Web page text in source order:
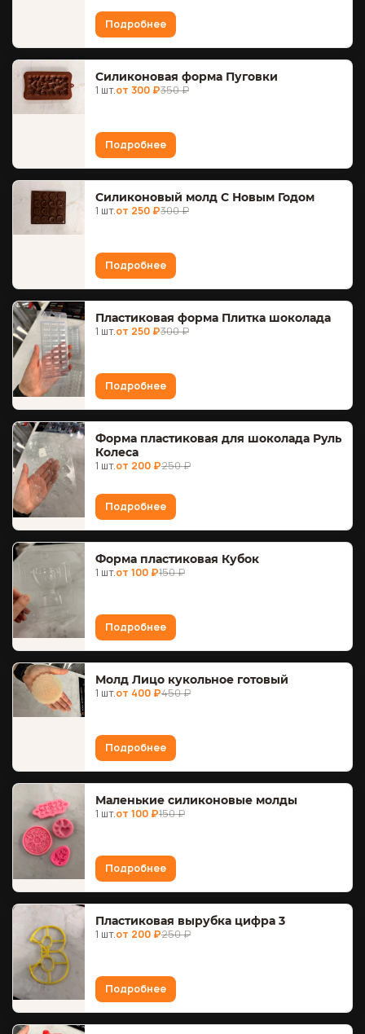
Подробнее
Силиконовая форма Пуговки
1 шт.от 300 ₽350 ₽
Подробнее
Силиконовый молд С Новым Годом
1 шт.от 250 ₽300 ₽
Подробнее
Пластиковая форма Плитка шоколада
1 шт.от 250 ₽300 ₽
Подробнее
Форма пластиковая для шоколада Руль
Колеса
1 шт.от 200 ₽250 ₽
Подробнее
Форма пластиковая Кубок
1 шт.от 100 ₽150 ₽
Подробнее
Молд Лицо кукольное готовый
1 шт.от 400 ₽450 ₽
Подробнее
Маленькие силиконовые молды
1 шт.от 100 ₽150 ₽
Подробнее
Пластиковая вырубка цифра 3
1 шт.от 200 ₽250 ₽
Подробнее